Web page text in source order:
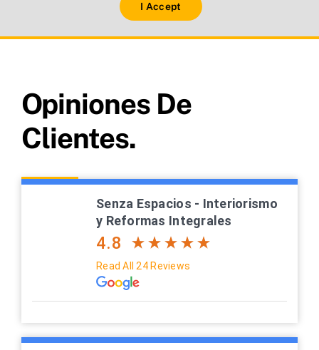
I Accept
Opiniones De
Clientes.
Senza Espacios - Interiorismo
y Reformas Integrales
4.8
Read All 24 Reviews